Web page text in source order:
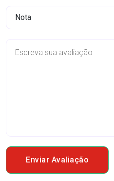
Enviar Avaliação